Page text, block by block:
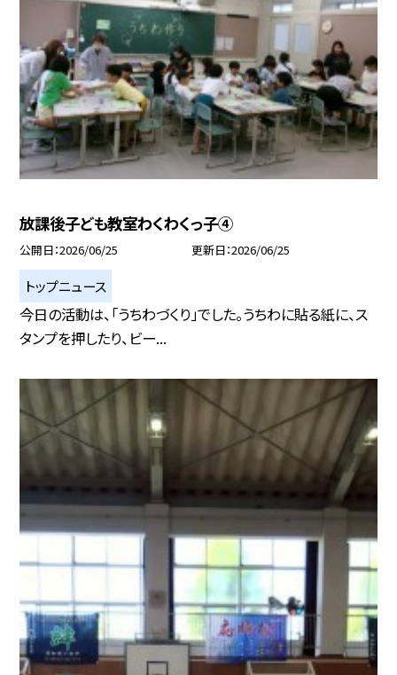
放課後子ども教室わくわくっ子④
公開日 2026/06/25 更新日 2026/06/25
トップニュース
今日の活動は、「うちわづくり」でした。うちわに貼る紙に、ス
タンプを押したり、ビー...